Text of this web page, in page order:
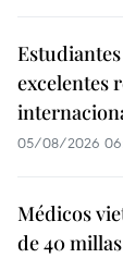
excelentes
05/08/2026
Médicos
de 40